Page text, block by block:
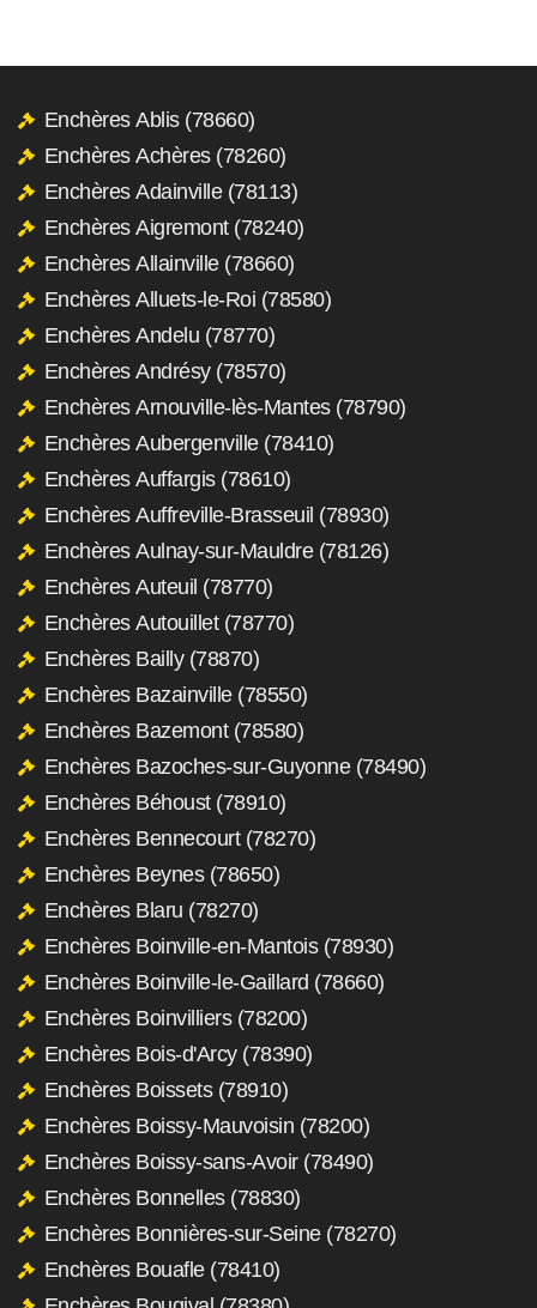
Enchères Ablis (78660)
Enchères Achères (78260)
Enchères Adainville (78113)
Enchères Aigremont (78240)
Enchères Allainville (78660)
Enchères Alluets-le-Roi (78580)
Enchères Andelu (78770)
Enchères Andrésy (78570)
Enchères Arnouville-lès-Mantes (78790)
Enchères Aubergenville (78410)
Enchères Auffargis (78610)
Enchères Auffreville-Brasseuil (78930)
Enchères Aulnay-sur-Mauldre (78126)
Enchères Auteuil (78770)
Enchères Autouillet (78770)
Enchères Bailly (78870)
Enchères Bazainville (78550)
Enchères Bazemont (78580)
Enchères Bazoches-sur-Guyonne (78490)
Enchères Béhoust (78910)
Enchères Bennecourt (78270)
Enchères Beynes (78650)
Enchères Blaru (78270)
Enchères Boinville-en-Mantois (78930)
Enchères Boinville-le-Gaillard (78660)
Enchères Boinvilliers (78200)
Enchères Bois-d'Arcy (78390)
Enchères Boissets (78910)
Enchères Boissy-Mauvoisin (78200)
Enchères Boissy-sans-Avoir (78490)
Enchères Bonnelles (78830)
Enchères Bonnières-sur-Seine (78270)
Enchères Bouafle (78410)